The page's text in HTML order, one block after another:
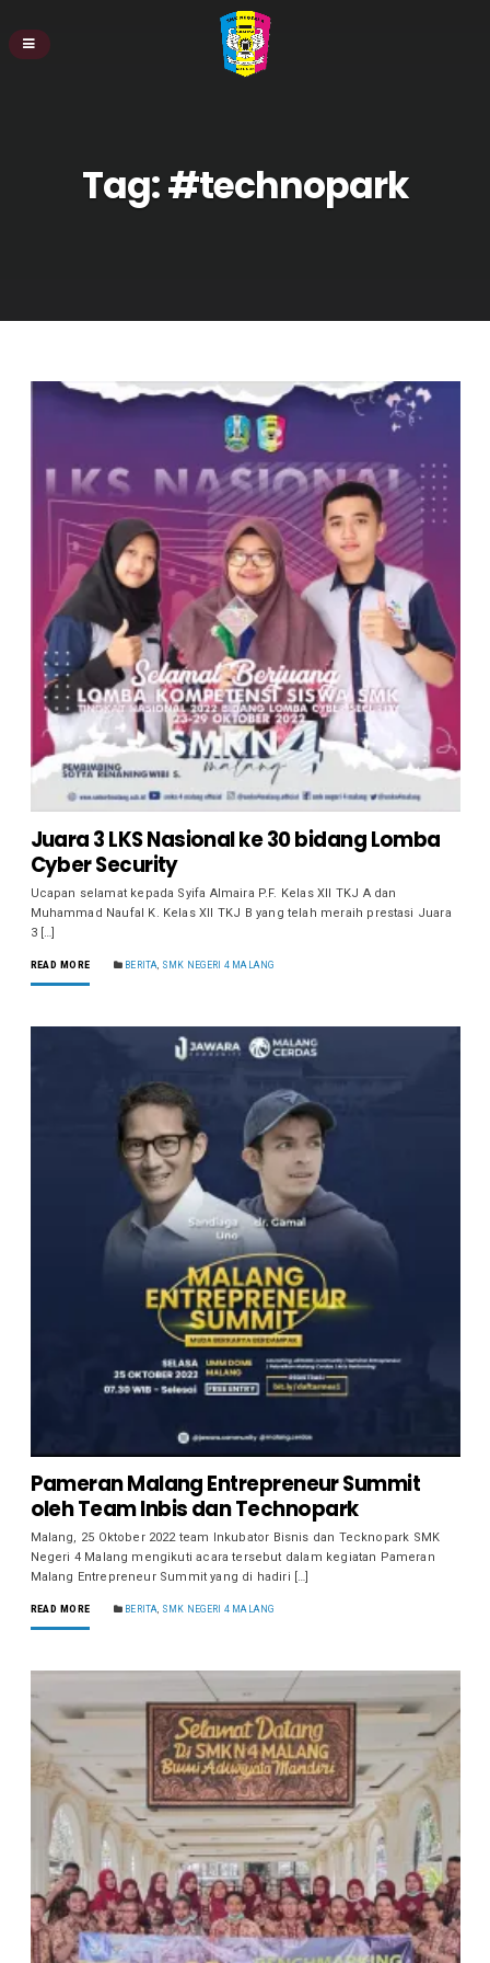
Tag:#technopark
Juara 3 LKS Nasional ke 30 bidang Lomba
Cyber Security
Ucapan selamat kepada Syifa Almaira P.F. Kelas XII TKJ A dan
Muhammad Naufal K. Kelas XII TKJ B yang telah meraih prestasi Juara
3 […]
READ MORE BERITA SMK NEGERI 4 MALANG
Pameran Malang Entrepreneur Summit
oleh Team Inbis dan Technopark
Malang, 25 Oktober 2022 team Inkubator Bisnis dan Tecknopark SMK
Negeri 4 Malang mengikuti acara tersebut dalam kegiatan Pameran
Malang Entrepreneur Summit yang di hadiri […]
READ MORE BERITA SMK NEGERI 4 MALANG